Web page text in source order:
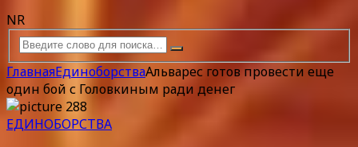
NR
ГлавнаяЕдиноборстваАльварес готов провести еще
один бой с Головкиным ради денег
ЕДИНОБОРСТВА